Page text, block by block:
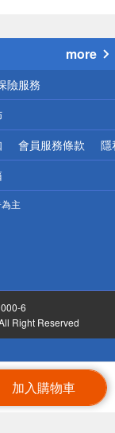
加入購物車
more
險服務
會員服務條款 隱
主
6
Right Reserved